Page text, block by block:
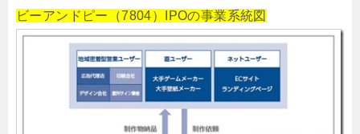
ビーアンドピー（7804）IPOの事業系統図